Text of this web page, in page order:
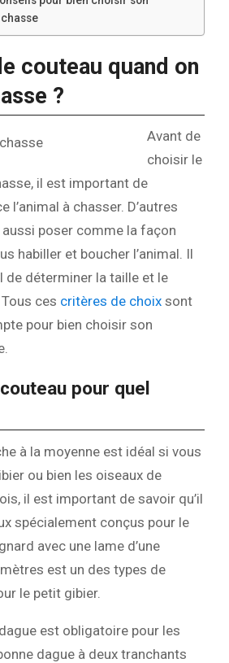
couteau quand on
?
Avant de
choisir le
il est important de
l’animal à chasser. D’autres
poser comme la façon
habiller et boucher l’animal. Il
de déterminer la taille et le
ces critères de choix sont
pour bien choisir son
pour quel
à la moyenne est idéal si vous
ou bien les oiseaux de
il est important de savoir qu’il
spécialement conçus pour le
avec une lame d’une
est un des types de
le petit gibier.
est obligatoire pour les
dague à deux tranchants